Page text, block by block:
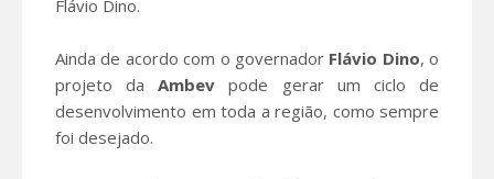
Flávio Dino.
Ainda de acordo com o governador Flávio Dino, o
projeto daAmbev pode gerar um ciclo de
desenvolvimento em toda a região, como sempre
foi desejado.